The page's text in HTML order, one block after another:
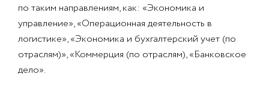
по таким направлениям, как: «Экономика и
управление», «Операционная деятельность в
логистике», «Экономика и бухгалтерский учет (по
отраслям)», «Коммерция (по отраслям), «Банковское
дело».